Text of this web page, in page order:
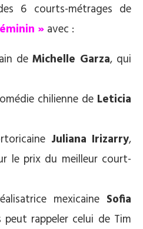
6 courts-métrages de
» avec :
deMichelle Garza, qui
chilienne de Leticia
Juliana Irizarry,
le prix du meilleur court-
mexicaine Sofia
peut rappeler celui de Tim